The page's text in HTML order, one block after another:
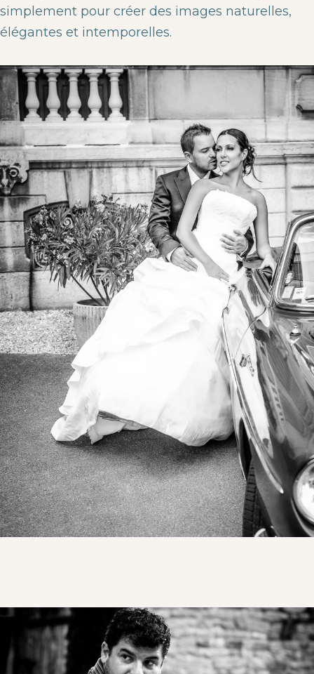
simplement pour créer des images naturelles,
élégantes et intemporelles.